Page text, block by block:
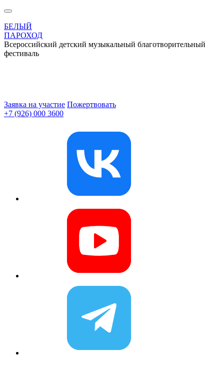
БЕЛЫЙ
ПАРОХОД
Всероссийский детский музыкальный благотворительный
фестиваль
Заявка на участие Пожертвовать
+7 (926) 000 3600